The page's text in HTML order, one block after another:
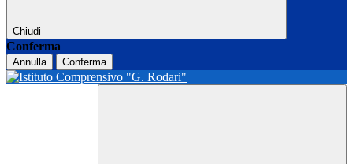
Chiudi
Conferma
Annulla Conferma